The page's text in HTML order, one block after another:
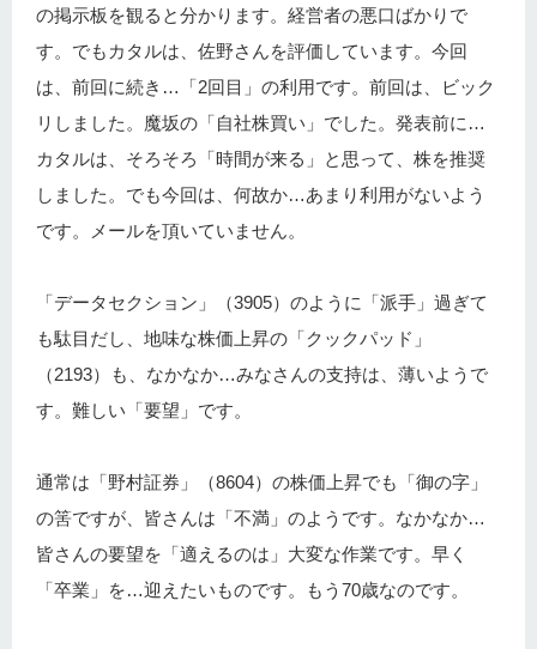
の掲示板を観ると分かります。経営者の悪口ばかりで
す。でもカタルは、佐野さんを評価しています。今回
は、前回に続き…「2回目」の利用です。前回は、ビック
リしました。魔坂の「自社株買い」でした。発表前に…
カタルは、そろそろ「時間が来る」と思って、株を推奨
しました。でも今回は、何故か…あまり利用がないよう
です。メールを頂いていません。
「データセクション」（3905）のように「派手」過ぎて
も駄目だし、地味な株価上昇の「クックパッド」
（2193）も、なかなか…みなさんの支持は、薄いようで
す。難しい「要望」です。
通常は「野村証券」（8604）の株価上昇でも「御の字」
の筈ですが、皆さんは「不満」のようです。なかなか…
皆さんの要望を「適えるのは」大変な作業です。早く
「卒業」を…迎えたいものです。もう70歳なのです。